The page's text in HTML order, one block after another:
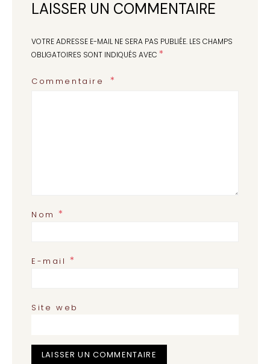
LAISSER UN COMMENTAIRE
VOTRE ADRESSE E-MAIL NE SERA PAS PUBLIÉE. LES CHAMPS
OBLIGATOIRES SONT INDIQUÉS AVEC *
Commentaire
Nom*
E-mail*
Site web